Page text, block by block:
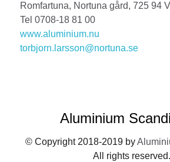
Romfartuna, Nortuna gård, 725 94
Tel 0708-18 81 00
www.aluminium.nu
torbjorn.larsson@nortuna.se
Aluminium
© Copyright 2018-2019 by
All rights reserved.